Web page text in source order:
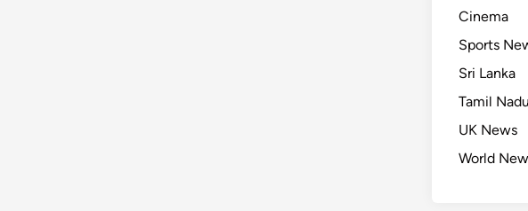
Cinema
Sports
Sri Lanka
Tamil Nadu
UK News
World